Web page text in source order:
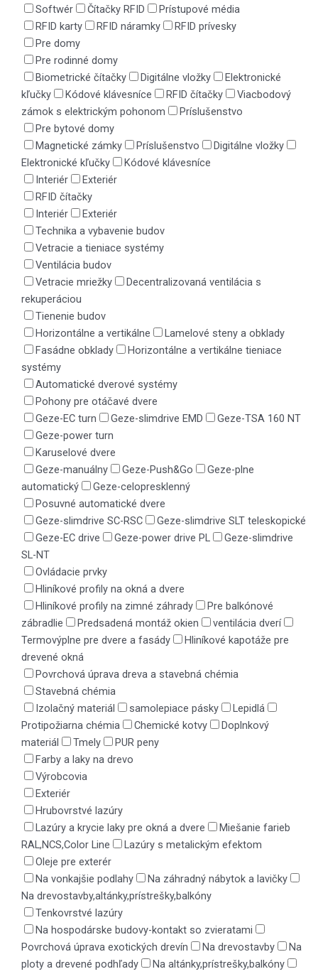
Softwér
Čítačky RFID
Prístupové média
RFID karty
RFID náramky
RFID prívesky
Pre domy
Pre rodinné domy
Biometrické čítačky
Digitálne vložky
Elektronické
kľučky
Kódové klávesníce RFID čítačky
Viacbodový
zámok s elektrickým pohonom
Príslušenstvo
Pre bytové domy
Magnetické zámky
Príslušenstvo
Digitálne vložky
Elektronické kľučky
Kódové klávesníce
Interiér
Exteriér
RFID čítačky
Interiér
Exteriér
Technika a vybavenie budov
Vetracie a tieniace systémy
Ventilácia budov
Vetracie mriežky
Decentralizovaná ventilácia s
rekuperáciou
Tienenie budov
Horizontálne a vertikálne
Lamelové steny a obklady
Fasádne obklady
Horizontálne a vertikálne tieniace
systémy
Automatické dverové systémy
Pohony pre otáčavé dvere
Geze-EC turn
Geze-slimdrive EMD
Geze-TSA 160 NT
Geze-power turn
Karuselové dvere
Geze-manuálny
Geze-Push&Go
Geze-plne
automatický
Geze-celopresklenný
Posuvné automatické dvere
Geze-slimdrive SC-RSC
Geze-slimdrive SLT teleskopické
Geze-EC drive
Geze-power drive PL
Geze-slimdrive
SL-NT
Ovládacie prvky
Hliníkové profily na okná a dvere
Hliníkové profily na zimné záhrady
Pre balkónové
zábradlie
Predsadená montáž okien
ventilácia dverí
Termovýplne pre dvere a fasády
Hliníkové kapotáže pre
drevené okná
Povrchová úprava dreva a stavebná chémia
Stavebná chémia
Izolačný materiál
samolepiace pásky
Lepidlá
Protipožiarna chémia
Chemické kotvy
Doplnkový
materiál
Tmely
PUR peny
Farby a laky na drevo
Výrobcovia
Exteriér
Hrubovrstvé lazúry
Lazúry a krycie laky pre okná a dvere
Miešanie farieb
RAL,NCS,Color Line
Lazúry s metalickým efektom
Oleje pre exterér
Na vonkajšie podlahy
Na záhradný nábytok a lavičky
Na drevostavby,altánky,prístrešky,balkóny
Tenkovrstvé lazúry
Na hospodárske budovy-kontakt so zvieratami
Povrchová úprava exotických drevín
Na drevostavby
Na
ploty a drevené podhľady
Na altánky,prístrešky,balkóny